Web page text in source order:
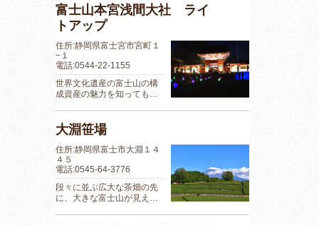
富士山本宮浅間大社 ライ
トアップ
住所:静岡県富士宮市宮町１
−１
電話:0544-22-1155
世界文化遺産の富士山の構
成資産の魅力を知っても…
大淵笹場
住所:静岡県富士市大淵１４
４５
電話:0545-64-3776
段々に並ぶ広大な茶畑の先
に、大きな富士山が見え…